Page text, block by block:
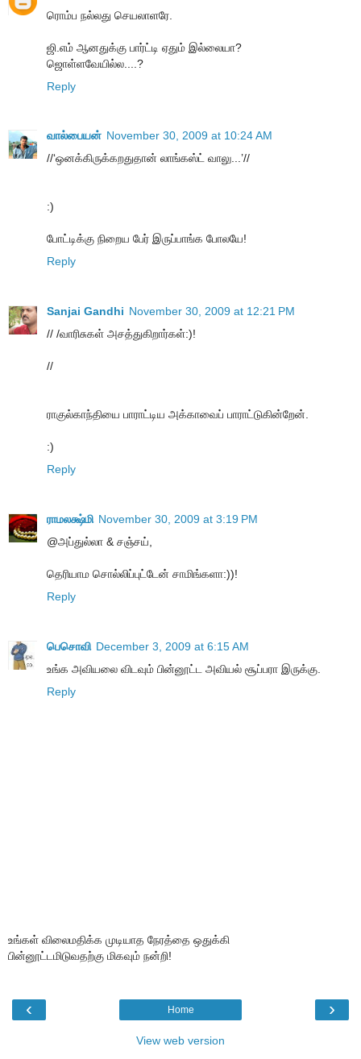
ரொம்ப நல்லது செயலாளரே.
ஜி.எம் ஆனதுக்கு பார்ட்டி ஏதும் இல்லையா?
ஜொள்ளவேயில்ல....?
Reply
வால்பையன் November 30, 2009 at 10:24 AM
//‘ஒனக்கிருக்கறதுதான் லாங்கஸ்ட் வாலு...’//
:)
போட்டிக்கு நிறைய பேர் இருப்பாங்க போலயே!
Reply
Sanjai Gandhi November 30, 2009 at 12:21 PM
// /வாரிசுகள் அசத்துகிறார்கள்:)!
//
ராகுல்காந்தியை பாராட்டிய அக்காவைப் பாராட்டுகின்றேன்.
:)
Reply
ராமலக்ஷ்மி November 30, 2009 at 3:19 PM
@அப்துல்லா & சஞ்சய்,
தெரியாம சொல்லிப்புட்டேன் சாமிங்களா:))!
Reply
பெசொவி December 3, 2009 at 6:15 AM
உங்க அவியலை விடவும் பின்னூட்ட அவியல் சூப்பரா இருக்கு.
Reply
உங்கள் விலைமதிக்க முடியாத நேரத்தை ஒதுக்கி
பின்னூட்டமிடுவதற்கு மிகவும் நன்றி!
‹ ›
Home
View web version